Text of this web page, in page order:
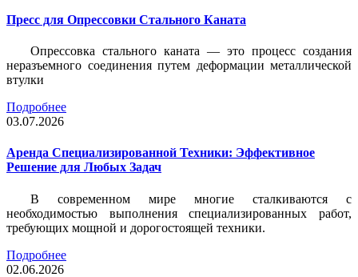
Пресс для Опрессовки Стального Каната
Опрессовка стального каната — это процесс создания
неразъемного соединения путем деформации металлической
втулки
Подробнее
03.07.2026
Аренда Специализированной Техники: Эффективное
Решение для Любых Задач
В современном мире многие сталкиваются с
необходимостью выполнения специализированных работ,
требующих мощной и дорогостоящей техники.
Подробнее
02.06.2026